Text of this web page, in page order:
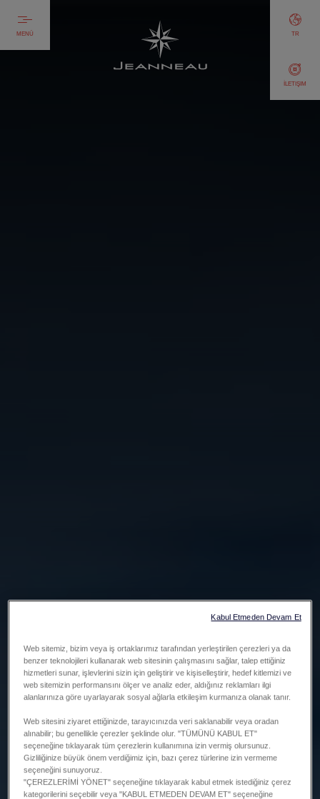
MENÜ
İLETIŞIM
TR
Web sitemiz, bizim veya iş ortaklarımız tarafından yerleştirilen çerezleri ya da
benzer teknolojileri kullanarak web sitesinin çalışmasını sağlar, talep ettiğiniz
hizmetleri sunar, işlevlerini sizin için geliştirir ve kişiselleştirir, hedef kitlemizi ve
web sitemizin performansını ölçer ve analiz eder, aldığınız reklamları ilgi
alanlarınıza göre uyarlayarak sosyal ağlarla etkileşim kurmanıza olanak tanır.
Web sitesini ziyaret ettiğinizde, tarayıcınızda veri saklanabilir veya oradan
alınabilir; bu genellikle çerezler şeklinde olur. "TÜMÜNÜ KABUL ET"
seçeneğine tıklayarak tüm çerezlerin kullanımına izin vermiş olursunuz.
Gizliliğinize büyük önem verdiğimiz için, bazı çerez türlerine izin vermeme
seçeneğini sunuyoruz.
"ÇEREZLERİMİ YÖNET" seçeneğine tıklayarak kabul etmek istediğiniz çerez
kategorilerini seçebilir veya "KABUL ETMEDEN DEVAM ET" seçeneğine
Kabul Etmeden Devam Et